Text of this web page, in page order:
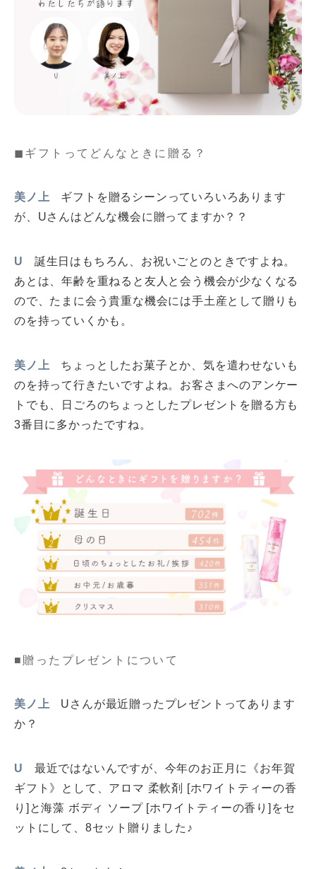
◼ギフトってどんなときに贈る？
美ノ上
ギフトを贈るシーンっていろいろあります
が、Uさんはどんな機会に贈ってますか？？
U
誕生日はもちろん、お祝いごとのときですよね。
あとは、年齢を重ねると友人と会う機会が少なくなる
ので、たまに会う貴重な機会には手土産として贈りも
のを持っていくかも。
美ノ上
ちょっとしたお菓子とか、気を遣わせないも
のを持って行きたいですよね。お客さまへのアンケー
トでも、日ごろのちょっとしたプレゼントを贈る方も
3番目に多かったですね。
■贈ったプレゼントについて
美ノ上
Uさんが最近贈ったプレゼントってあります
か？
U
最近ではないんですが、今年のお正月に《お年賀
ギフト》として、アロマ 柔軟剤 [ホワイトティーの香
り]と海藻 ボディ ソープ [ホワイトティーの香り]をセ
ットにして、8セット贈りました♪